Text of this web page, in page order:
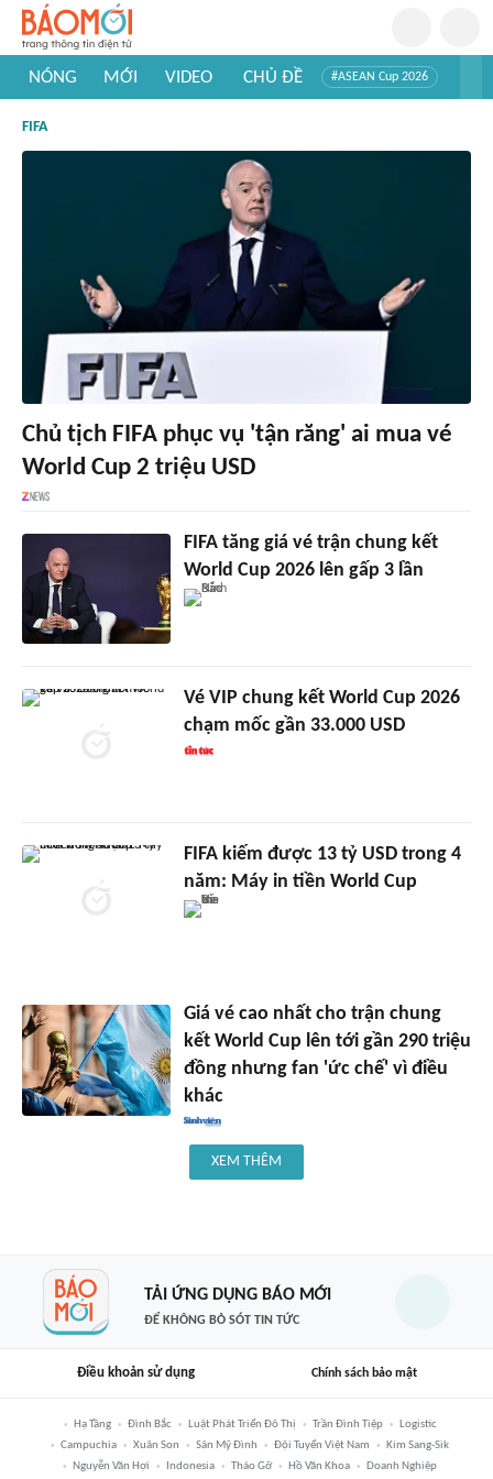
NÓNG MỚI VIDEO CHỦ ĐỀ #ASEAN Cup 2026
#Khám phá thế giới
FIFA
Chủ tịch FIFA phục vụ 'tận răng' ai mua vé
World Cup 2 triệu USD
FIFA tăng giá vé trận chung kết
World Cup 2026 lên gấp 3 lần
Vé VIP chung kết World Cup 2026
chạm mốc gần 33.000 USD
FIFA kiếm được 13 tỷ USD trong 4
năm: Máy in tiền World Cup
Giá vé cao nhất cho trận chung
kết World Cup lên tới gần 290 triệu
đồng nhưng fan 'ức chế' vì điều
khác
XEM THÊM
TẢI ỨNG DỤNG BÁO MỚI
ĐỂ KHÔNG BỎ SÓT TIN TỨC
Điều khoản sử dụng Chính sách bảo mật
Hạ Tầng Đình Bắc Luật Phát Triển Đô Thị Trần Đình Tiệp
Logistic
Campuchia
Xuân Son Sân Mỹ Đình Đội Tuyển Việt Nam
Kim Sang-Sik
Nguyễn Văn Hợi
Indonesia Tháo Gỡ Hồ Văn Khoa Doanh Nghiệp